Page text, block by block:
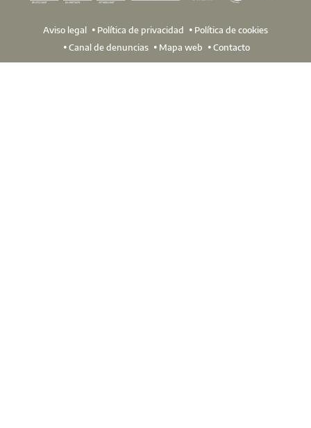
Aviso legal Política de privacidad
Política de cookies
Canal de denuncias
Mapa web Contacto